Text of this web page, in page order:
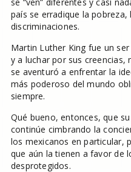
país se erradique la
discriminaciones.
Martin Luther King fue un
y a luchar por sus
se aventuró a enfrentar la
más poderoso del mundo
siempre.
Qué bueno, entonces, que
continúe cimbrando la
los mexicanos en particular,
que aún la tienen a favor de
desprotegidos.